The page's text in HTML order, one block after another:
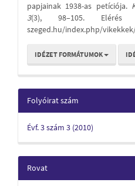
papjainak 1938-as petíciója.
3(3), 98–105. Elérés
szeged.hu/index.php/
IDÉZET FORMÁTUMOK
Folyóirat szám
Évf. 3 szám 3 (2010)
Rovat